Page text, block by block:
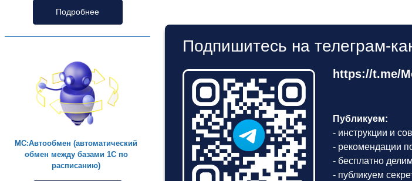
Подробнее
МС:Автообмен (автоматический
обмен между базами 1С по
расписанию)
Подпишитесь на телеграм-
https://t.me/
Публикуем:
- инструкции и
- рекомендации
- бесплатно
- публикуем